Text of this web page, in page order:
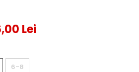
Lei
6-8